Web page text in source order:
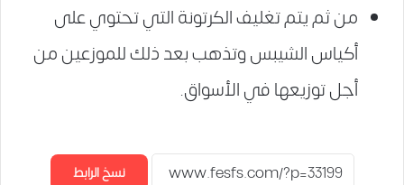
من ثم يتم تغليف الكرتونة التي تحتوي على
أكياس الشيبس وتذهب بعد ذلك للموزعين من
أجل توزيعها في الأسواق.
نسخ الرابط